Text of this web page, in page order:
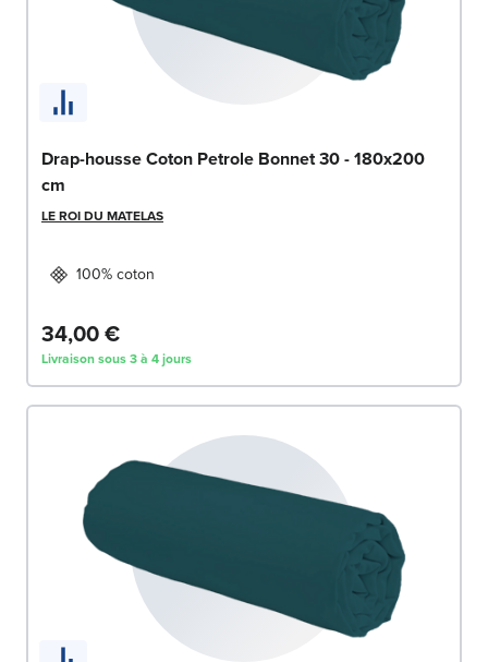
Drap-housse Coton Petrole Bonnet 30 - 180x200
cm
LE ROI DU MATELAS
100% coton
34,00 €
Livraison sous 3 à 4 jours